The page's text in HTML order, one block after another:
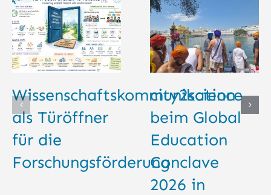
Wissenschaftskommunikation
als Türöffner
für die
Forschungsförderung
city2science
beim Global
Education
Conclave
2026 in